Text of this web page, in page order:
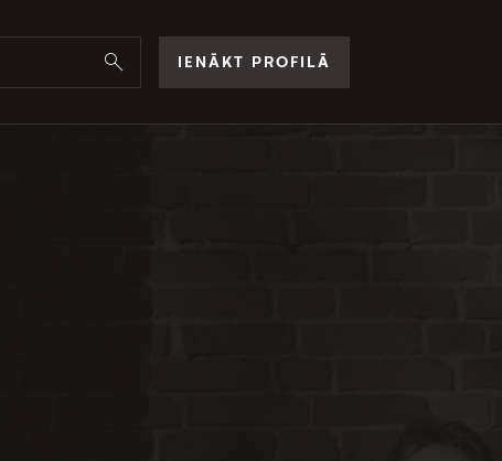
IENĀKT PROFILĀ